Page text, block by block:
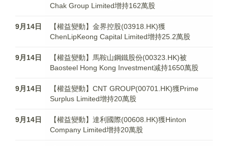
Chak Group Limited增持162萬股
9月14日
【權益變動】金界控股(03918.HK)獲
ChenLipKeong Capital Limited增持25.2萬股
9月14日
【權益變動】馬鞍山鋼鐵股份(00323.HK)被
Baosteel Hong Kong Investment减持1650萬股
9月14日
【權益變動】CNT GROUP(00701.HK)獲Prime
Surplus Limited增持20萬股
9月14日
【權益變動】達利國際(00608.HK)獲Hinton
Company Limited增持20萬股